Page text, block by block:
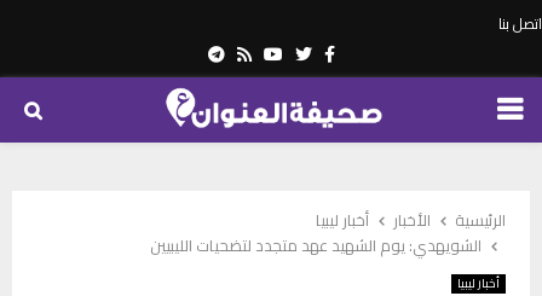
اتصل بنا
Facebook
Twitter
Youtube
Rss
Telegram
PRIMARY
الرئيسية الأخبار
أخبار ليبيا
الشويهدي: يوم الشهيد عهد متجدد لتضحيات الليبيين
أخبار ليبيا